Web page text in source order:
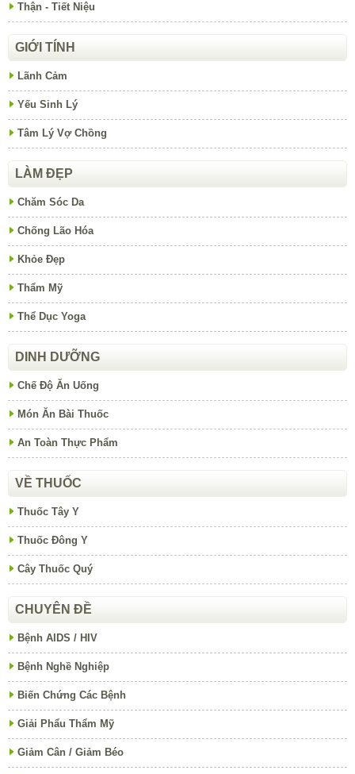
Thận - Tiết Niệu
GIỚI TÍNH
Lãnh Cảm
Yếu Sinh Lý
Tâm Lý Vợ Chồng
LÀM ĐẸP
Chăm Sóc Da
Chống Lão Hóa
Khỏe Đẹp
Thẩm Mỹ
Thể Dục Yoga
DINH DƯỠNG
Chế Độ Ăn Uống
Món Ăn Bài Thuốc
An Toàn Thực Phẩm
VỀ THUỐC
Thuốc Tây Y
Thuốc Đông Y
Cây Thuốc Quý
CHUYÊN ĐỀ
Bệnh AIDS / HIV
Bệnh Nghề Nghiệp
Biến Chứng Các Bệnh
Giải Phẩu Thẩm Mỹ
Giảm Cân / Giảm Béo